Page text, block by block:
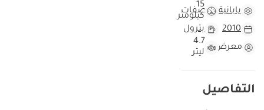
يابانية مواصفات
15
كيلومتر
2010
بترول
معرض
4.7
ليتر
التفاصيل